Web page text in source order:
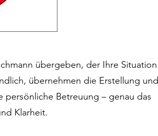
übergeben, der Ihre Situation
übernehmen die Erstellung und
Betreuung – genau das
Klarheit.